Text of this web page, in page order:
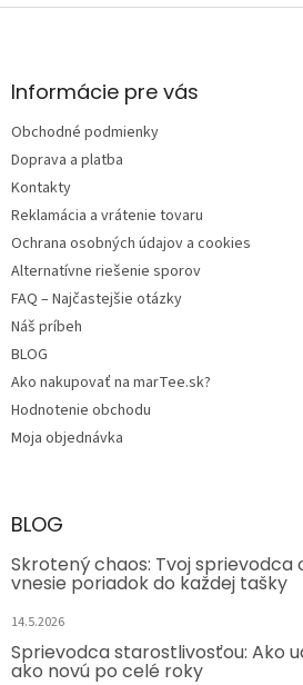
Z
ä
e
Informácie pre vás
Obchodné podmienky
Doprava a platba
Kontakty
Reklamácia a vrátenie tovaru
Ochrana osobných údajov a cookies
Alternatívne riešenie sporov
FAQ – Najčastejšie otázky
Náš príbeh
BLOG
Ako nakupovať na marTee.sk?
Hodnotenie obchodu
Moja objednávka
BLOG
Skrotený chaos: Tvoj sprievodca
vnesie poriadok do každej tašky
14.5.2026
Sprievodca starostlivosťou: Ako
ako novú po celé roky